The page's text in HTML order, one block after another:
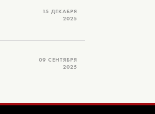
15 ДЕКАБРЯ
2025
09 СЕНТЯБРЯ
2025